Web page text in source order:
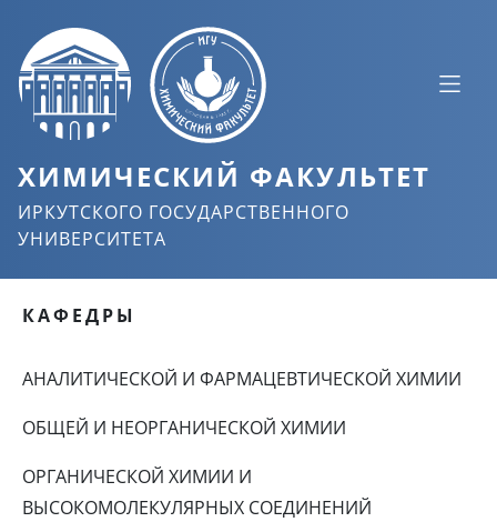
ХИМИЧЕСКИЙ ФАКУЛЬТЕТ
ИРКУТСКОГО ГОСУДАРСТВЕННОГО
УНИВЕРСИТЕТА
КАФЕДРЫ
АНАЛИТИЧЕСКОЙ И ФАРМАЦЕВТИЧЕСКОЙ ХИМИИ
ОБЩЕЙ И НЕОРГАНИЧЕСКОЙ ХИМИИ
ОРГАНИЧЕСКОЙ ХИМИИ И
ВЫСОКОМОЛЕКУЛЯРНЫХ СОЕДИНЕНИЙ